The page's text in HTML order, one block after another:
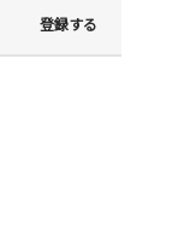
登録する